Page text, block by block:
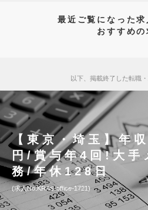
最近ご覧になった求
おすすめの
以下、掲載終了した転職・
【東京・埼玉】年
円/賞与年4回!大手
務/年休128日
求人No.KRAS-office-1721